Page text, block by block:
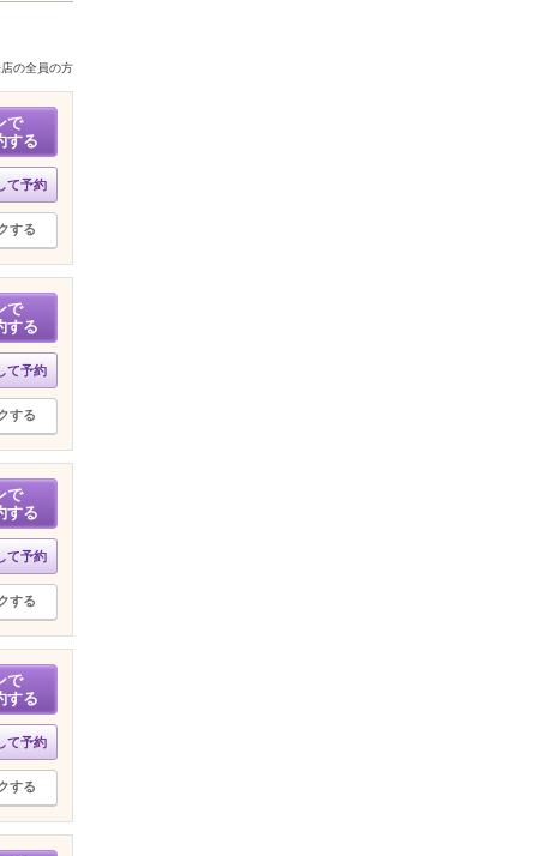
の全員の方
で
する
て予約
する
で
する
て予約
する
で
する
て予約
する
で
する
て予約
する